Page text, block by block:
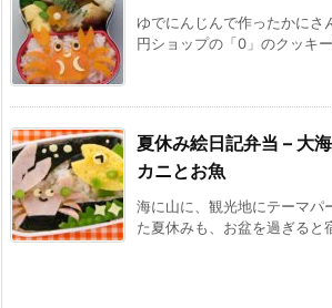
ゆでにんじんで作ったかにさ
円ショップの「0」のクッキ
夏休み絵日記弁当 – 大
カニとお魚
海に山に、観光地にテーマパ
た夏休みも、お盆を過ぎると